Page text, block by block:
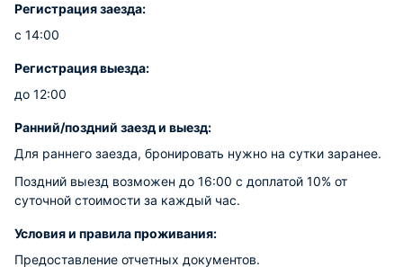
Регистрация заезда:
с 14:00
Регистрация выезда:
до 12:00
Ранний/поздний заезд и выезд:
Для раннего заезда, бронировать нужно на сутки заранее.
Поздний выезд возможен до 16:00 с доплатой 10% от
суточной стоимости за каждый час.
Условия и правила проживания:
Предоставление отчетных документов.